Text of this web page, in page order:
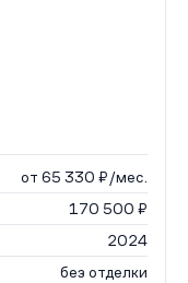
от 65 330 ₽/мес.
170 500 ₽
2024
без отделки